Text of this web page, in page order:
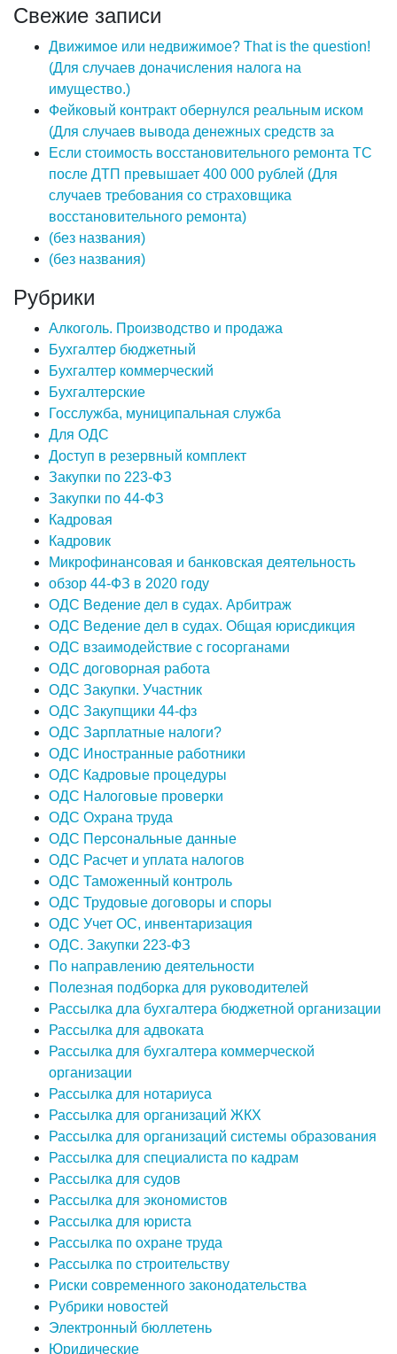
Свежие записи
Движимое или недвижимое? That is the question!
(Для случаев доначисления налога на
имущество.)
Фейковый контракт обернулся реальным иском
(Для случаев вывода денежных средств за
Если стоимость восстановительного ремонта ТС
после ДТП превышает 400 000 рублей (Для
случаев требования со страховщика
восстановительного ремонта)
(без названия)
(без названия)
Рубрики
Алкоголь. Производство и продажа
Бухгалтер бюджетный
Бухгалтер коммерческий
Бухгалтерские
Госслужба, муниципальная служба
Для ОДС
Доступ в резервный комплект
Закупки по 223-ФЗ
Закупки по 44-ФЗ
Кадровая
Кадровик
Микрофинансовая и банковская деятельность
обзор 44-ФЗ в 2020 году
ОДС Ведение дел в судах. Арбитраж
ОДС Ведение дел в судах. Общая юрисдикция
ОДС взаимодействие с госорганами
ОДС договорная работа
ОДС Закупки. Участник
ОДС Закупщики 44-фз
ОДС Зарплатные налоги?
ОДС Иностранные работники
ОДС Кадровые процедуры
ОДС Налоговые проверки
ОДС Охрана труда
ОДС Персональные данные
ОДС Расчет и уплата налогов
ОДС Таможенный контроль
ОДС Трудовые договоры и споры
ОДС Учет ОС, инвентаризация
ОДС. Закупки 223-ФЗ
По направлению деятельности
Полезная подборка для руководителей
Рассылка дла бухгалтера бюджетной организации
Рассылка для адвоката
Рассылка для бухгалтера коммерческой
организации
Рассылка для нотариуса
Рассылка для организаций ЖКХ
Рассылка для организаций системы образования
Рассылка для специалиста по кадрам
Рассылка для судов
Рассылка для экономистов
Рассылка для юриста
Рассылка по охране труда
Рассылка по строительству
Риски современного законодательства
Рубрики новостей
Электронный бюллетень
Юридические